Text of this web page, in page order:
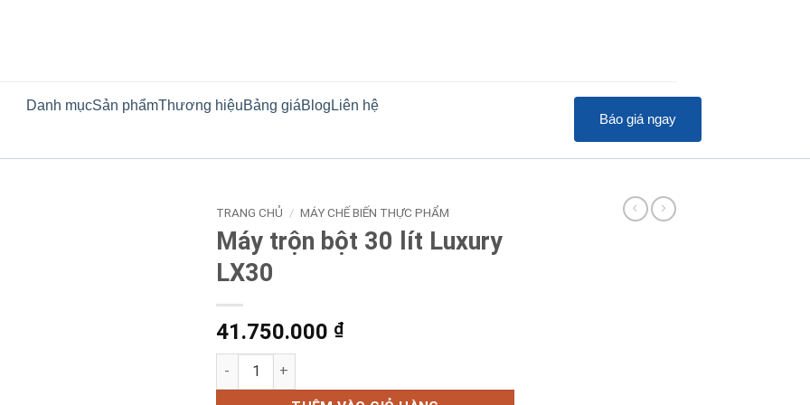
Danh mụcSản phẩmThương hiệuBảng giáBlog Liên hệ
Báo giá ngay
TRANG CHỦ / MÁY CHẾ BIẾN THỰC PHẨM
Máy trộn bột 30 lít Luxury
LX30
41.750.000 ₫
Máy trộn bột 30 lít Luxury LX30 số lượng